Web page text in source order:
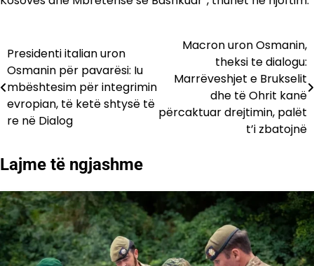
Lëvizje
te
postimet
Presidenti italian uron
Osmanin për pavarësi: Iu
mbështesim për integrimin
evropian, të ketë shtysë të
re në Dialog
Macron uron Osmanin,
theksi te dialogu:
Marrëveshjet e Brukselit
dhe të Ohrit kanë
përcaktuar drejtimin, palët
t’i zbatojnë
Lajme të ngjashme